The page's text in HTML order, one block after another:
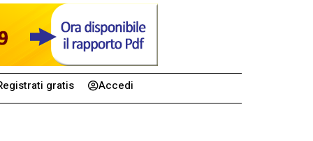
gratis Accedi